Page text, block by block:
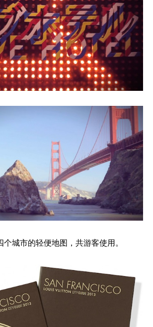
城市的轻便地图，共游客使用。